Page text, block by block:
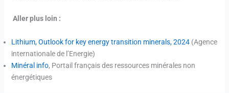
Aller plus loin :
Lithium, Outlook for key energy transition minerals, 2024(Agence
internationale de l’Energie)
Minéral info, Portail français des ressources minérales non
énergétiques